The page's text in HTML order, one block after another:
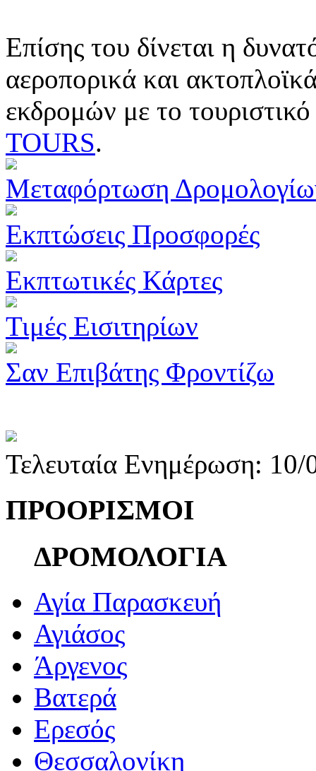
Επίσης του δίνεται η
αεροπορικά και
εκδρομών με το
TOURS.
Μεταφόρτωση
Εκπτώσεις Προσφορές
Εκπτωτικές Κάρτες
Τιμές Εισιτηρίων
Σαν Επιβάτης Φροντίζω
Τελευταία Ενημέρωση:
ΠΡΟΟΡΙΣΜΟΙ
ΔΡΟΜΟΛΟΓΙΑ
Αγία Παρασκευή
Αγιάσος
Άργενος
Βατερά
Ερεσός
Θεσσαλονίκη